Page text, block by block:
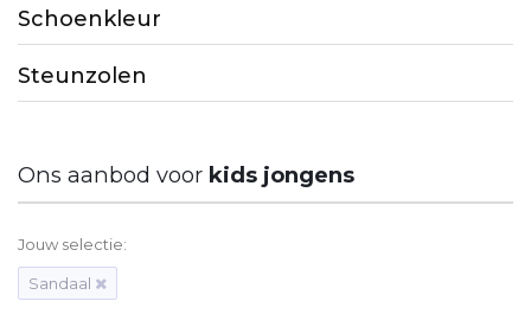
Schoenkleur
Steunzolen
Ons aanbod voor kids jongens
Jouw selectie:
Sandaal